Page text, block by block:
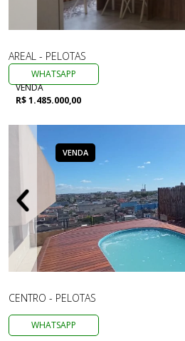
AREAL - PELOTAS
WHATSAPP
VENDA
R$ 1.485.000,00
VENDA
CENTRO - PELOTAS
WHATSAPP